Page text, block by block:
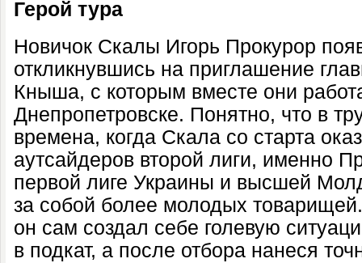
Герой тура
Новичок Скалы Игорь Прокурор
откликнувшись на приглашение
Кныша, с которым вместе они
Днепропетровске. Понятно, что в
времена, когда Скала со старта
аутсайдеров второй лиги, именно
первой лиге Украины и высшей
за собой более молодых
он сам создал себе голевую
в подкат, а после отбора нанеся